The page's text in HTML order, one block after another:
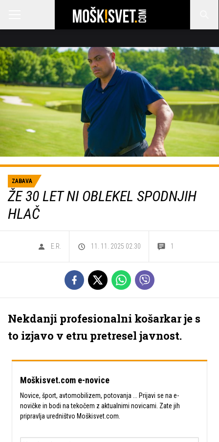
ZABAVA
ŽE 30 LET NI OBLEKEL SPODNJIH
HLAČ
E.R. 11. 11. 2025 02.30 1
Nekdanji profesionalni košarkar je s
to izjavo v etru pretresel javnost.
Moškisvet.com e-novice
Novice, šport, avtomobilizem, potovanja ... Prijavi se na e-
novičke in bodi na tekočem z aktualnimi novicami. Zate jih
pripravlja uredništvo Moškisvet.com.